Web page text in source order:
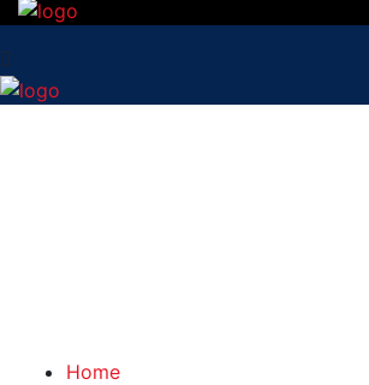
Home